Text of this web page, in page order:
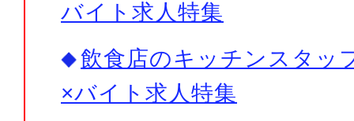
バイト求人特集
飲食店のキッチンスタッ
×バイト求人特集